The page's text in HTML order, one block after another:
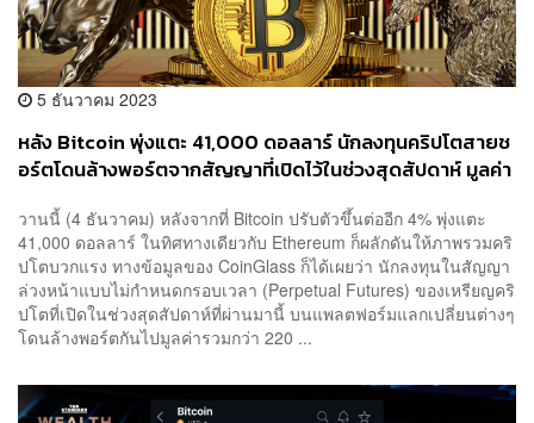
5 ธันวาคม 2023
หลัง Bitcoin พุ่งแตะ 41,000 ดอลลาร์ นักลงทุนคริปโตสายช
อร์ตโดนล้างพอร์ตจากสัญญาที่เปิดไว้ในช่วงสุดสัปดาห์ มูลค่า
วานนี้ (4 ธันวาคม) หลังจากที่ Bitcoin ปรับตัวขึ้นต่ออีก 4% พุ่งแตะ
41,000 ดอลลาร์ ในทิศทางเดียวกับ Ethereum ก็ผลักดันให้ภาพรวมคริ
ปโตบวกแรง ทางข้อมูลของ CoinGlass ก็ได้เผยว่า นักลงทุนในสัญญา
ล่วงหน้าแบบไม่กำหนดกรอบเวลา (Perpetual Futures) ของเหรียญคริ
ปโตที่เปิดในช่วงสุดสัปดาห์ที่ผ่านมานี้ บนแพลตฟอร์มแลกเปลี่ยนต่างๆ
โดนล้างพอร์ตกันไปมูลค่ารวมกว่า 220 ...